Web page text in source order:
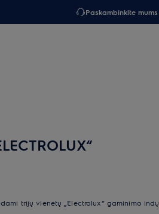
Paskambinkite mums
trijų vienetų „Electrolux“ gaminimo indų